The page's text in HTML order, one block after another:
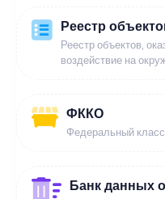
Реестр
Реестр объектов,
воздействие на
ФККО
Федеральный
Банк данных